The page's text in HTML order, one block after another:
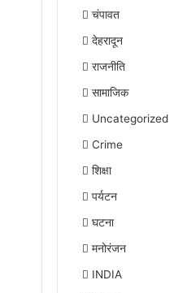
चंपावत
देहरादून
राजनीति
सामाजिक
Uncategorized
Crime
शिक्षा
पर्यटन
घटना
मनोरंजन
INDIA